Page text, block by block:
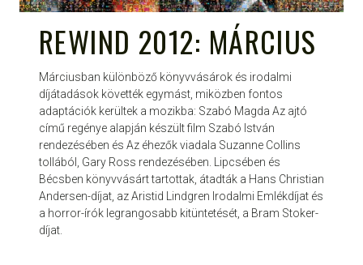
REWIND 2012: MÁRCIUS
Márciusban különböző könyvvásárok és irodalmi
díjátadások követték egymást, miközben fontos
adaptációk kerültek a mozikba: Szabó Magda Az ajtó
című regénye alapján készült film Szabó István
rendezésében és Az éhezők viadala Suzanne Collins
tollából, Gary Ross rendezésében. Lipcsében és
Bécsben könyvvásárt tartottak, átadták a Hans Christian
Andersen-díjat, az Aristid Lindgren Irodalmi Emlékdíjat és
a horror-írók legrangosabb kitüntetését, a Bram Stoker-
díjat.